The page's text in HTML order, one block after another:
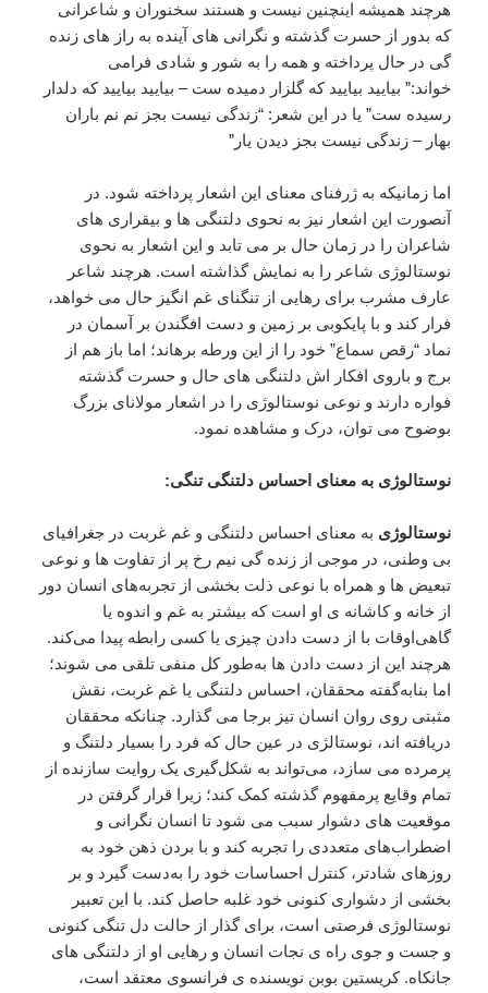
هرچند همیشه اینچنین نیست و هستند سخنوران و شاعرانی
که بدور از حسرت گذشته و نگرانی های آینده به راز های زنده
گی در حال پرداخته و همه را به شور و شادی فرامی
خواند:” بياييد بياييد که گلزار دميده ست – بياييد بياييد که دلدار
رسيده ست” یا در این شعر: “زندگی نیست بجز نم نم باران
بهار – زندگی نیست بجز دیدن یار”
اما زمانیکه به ژرفنای معنای این اشعار پرداخته شود. در
آنصورت این اشعار نیز به نحوی دلتنگی ها و بیقراری های
شاعران را در زمان حال بر می تابد و این اشعار به نحوی
نوستالوژی شاعر را به نمایش گذاشته است. هرچند شاعر
عارف مشرب برای رهایی از تنگنای غم انگیز حال می خواهد،
فرار کند و با پایکوبی بر زمین و دست افگندن بر آسمان در
نماد “رقص سماع” خود را از این ورطه برهاند؛ اما باز هم از
برج و باروی افکار اش دلتنگی های حال و حسرت گذشته
فواره دارند و نوعی نوستالوژی را در اشعار مولانای بزرگ
بوضوح می توان، درک و مشاهده نمود.
نوستالوژی به معنای احساس دلتنگی تنگی:
نوستالوژی به معنای احساس دلتنگی و غم غربت در جغرافیای
بی وطنی، در موجی از زنده گی نیم رخ پر از تفاوت ها و نوعی
تبعیض ها و همراه با نوعی ذلت بخشی از تجربه‌های انسان دور
از خانه و کاشانه ی او است که بیشتر به غم و اندوه یا
گاهی‌اوقات با از دست دادن چیزی یا کسی رابطه پیدا می‌کند.
هرچند این از دست دادن ها به‌طور کل منفی تلقی می شوند؛
اما بنابه‌گفته محققان، احساس دلتنگی یا غم غربت، نقش
مثبتی روی روان انسان تیز برجا می گذارد. چنانکه محققان
دریافته اند، نوستالژی در عین حال که فرد را بسیار دلتنگ و
پرمرده می‌ سازد، می‌تواند به شکل‌گیری یک روایت سازنده از
تمام وقایع پرمفهوم گذشته کمک کند؛ زیرا قرار گرفتن در
موقعیت های دشوار سبب می شود تا انسان نگرانی و
اضطراب‌های متعددی را تجربه کند و با بردن ذهن خود به
روزهای شادتر، کنترل احساسات خود را به‌دست گیرد و بر
بخشی از دشواری کنونی خود غلبه حاصل کند. با این تعبیر
نوستالوژی فرصتی است، برای گذار از حالت دل تنگی کنونی
و جست و جوی راه ی نجات انسان و رهایی او از دلتنگی های
جانکاه. کریستین بوبن نویسنده ی فرانسوی معتقد است،